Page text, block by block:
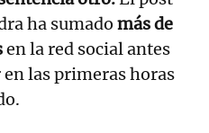
ha sumado más de
en la red social antes
las primeras horas